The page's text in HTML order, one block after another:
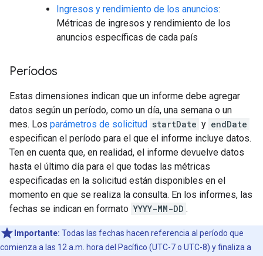
Ingresos y rendimiento de los anuncios:
Métricas de ingresos y rendimiento de los
anuncios específicas de cada país
Períodos
Estas dimensiones indican que un informe debe agregar
datos según un período, como un día, una semana o un
mes. Los parámetros de solicitud startDate y endDate
especifican el período para el que el informe incluye datos.
Ten en cuenta que, en realidad, el informe devuelve datos
hasta el último día para el que todas las métricas
especificadas en la solicitud están disponibles en el
momento en que se realiza la consulta. En los informes, las
fechas se indican en formato YYYY-MM-DD .
Importante: Todas las fechas hacen referencia al período que
comienza a las 12 a.m. hora del Pacífico (UTC-7 o UTC-8) y finaliza a